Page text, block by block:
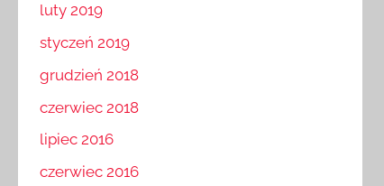
luty 2019
styczeń 2019
grudzień 2018
czerwiec 2018
lipiec 2016
czerwiec 2016